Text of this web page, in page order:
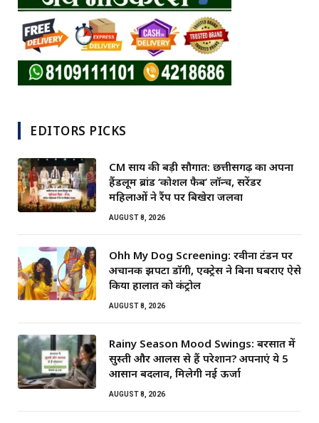
EDITORS PICKS
CM साय की बड़ी सौगात: छत्तीसगढ़ का अपना
हैंडलूम ब्रांड ‘कोशल फैब’ लॉन्च, सरेंडर
महिलाओं ने रैंप पर बिखेरा जलवा
AUGUST 8, 2026
Ohh My Dog Screening: रवीना टंडन पर
अचानक झपटा डॉगी, एक्ट्रेस ने बिना घबराए ऐसे
किया हालात को कंट्रोल
AUGUST 8, 2026
Rainy Season Mood Swings: बरसात में
सुस्ती और आलस से हैं परेशान? अपनाएं ये 5
आसान बदलाव, मिलेगी नई ऊर्जा
AUGUST 8, 2026